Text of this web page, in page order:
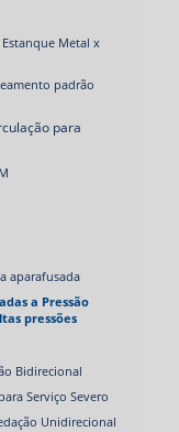
Metal x
padrão
para
aparafusada
a Pressão
pressões
Bidirecional
Serviço Severo
Unidirecional